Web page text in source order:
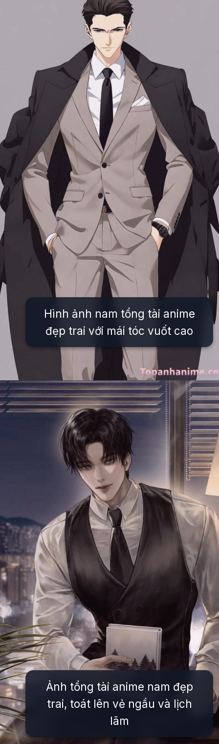
https://issiloo.edu.vn/anh-tong-tai-anime
Hình ảnh nam tổng tài anime
đẹp trai với mái tóc vuốt cao
Đang mởhttps://issiloo.edu.vn/anh-tong-tai-anime
Ảnh tổng tài anime nam đẹp
trai, toát lên vẻ ngầu và lịch
lãm